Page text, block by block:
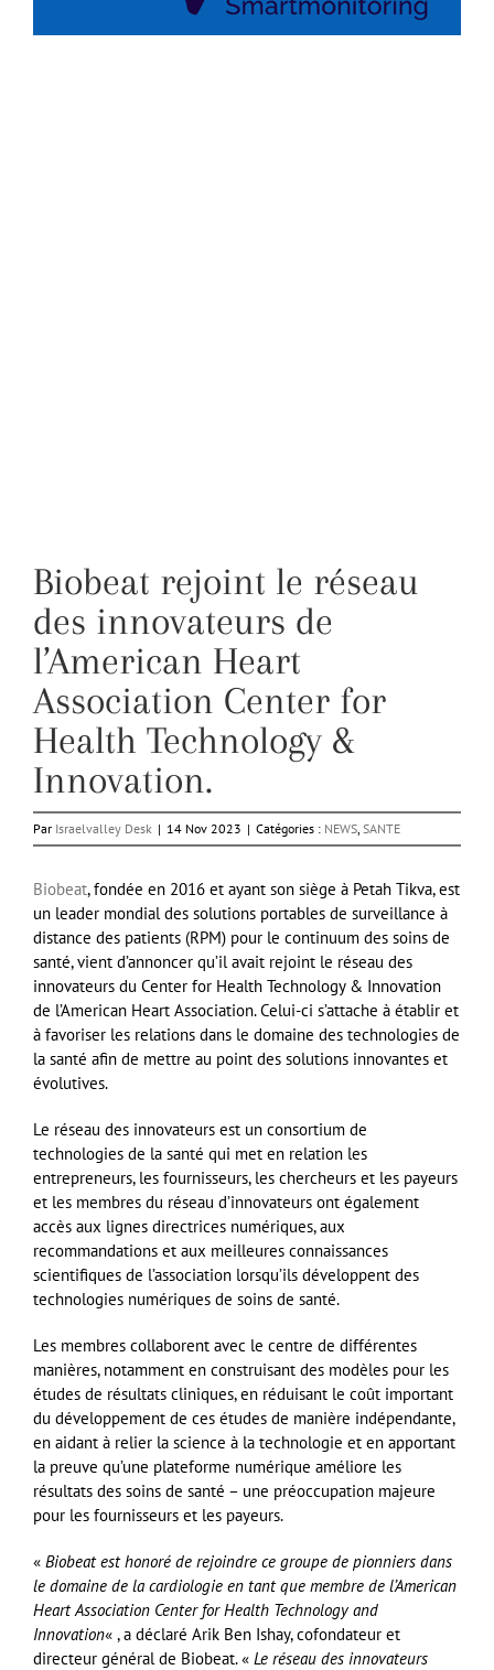
Biobeat rejoint le réseau
des innovateurs de
l’American Heart
Association Center for
Health Technology &
Innovation.
Par Israelvalley Desk | 14 Nov 2023 | Catégories : NEWS SANTE
Biobeat, fondée en 2016 et ayant son siège à Petah Tikva, est
un leader mondial des solutions portables de surveillance à
distance des patients (RPM) pour le continuum des soins de
santé, vient d’annoncer qu’il avait rejoint le réseau des
innovateurs du Center for Health Technology & Innovation
de l’American Heart Association. Celui-ci s’attache à établir et
à favoriser les relations dans le domaine des technologies de
la santé afin de mettre au point des solutions innovantes et
évolutives.
Le réseau des innovateurs est un consortium de
technologies de la santé qui met en relation les
entrepreneurs, les fournisseurs, les chercheurs et les payeurs
et les membres du réseau d’innovateurs ont également
accès aux lignes directrices numériques, aux
recommandations et aux meilleures connaissances
scientifiques de l’association lorsqu’ils développent des
technologies numériques de soins de santé.
Les membres collaborent avec le centre de différentes
manières, notamment en construisant des modèles pour les
études de résultats cliniques, en réduisant le coût important
du développement de ces études de manière indépendante,
en aidant à relier la science à la technologie et en apportant
la preuve qu’une plateforme numérique améliore les
résultats des soins de santé – une préoccupation majeure
pour les fournisseurs et les payeurs.
« Biobeat est honoré de rejoindre ce groupe de pionniers dans
le domaine de la cardiologie en tant que membre de l’American
Heart Association Center for Health Technology and
Innovation« , a déclaré Arik Ben Ishay, cofondateur et
directeur général de Biobeat. « Le réseau des innovateurs